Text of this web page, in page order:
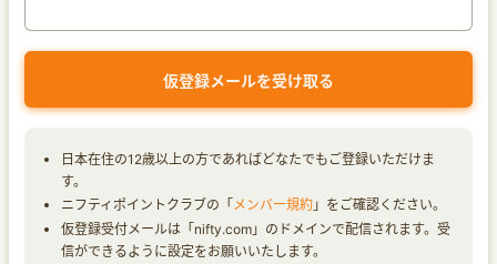
日本在住の12歳以上の方であればどなたでもご登録いただけま
す。
ニフティポイントクラブの「 メンバー規約 」をご確認ください。
仮登録受付メールは「nifty.com」のドメインで配信されます。受
信ができるように設定をお願いいたします。